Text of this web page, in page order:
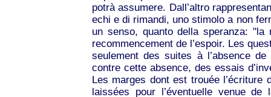
potrà assumere. Dall’altro
echi e di rimandi, uno stimolo a non
un senso, quanto della speranza: "la
recommencement de l’espoir. Les
seulement des suites à l’absence
contre cette absence, des essais
Les marges dont est trouée l’écriture
laissées pour l’éventuelle venue